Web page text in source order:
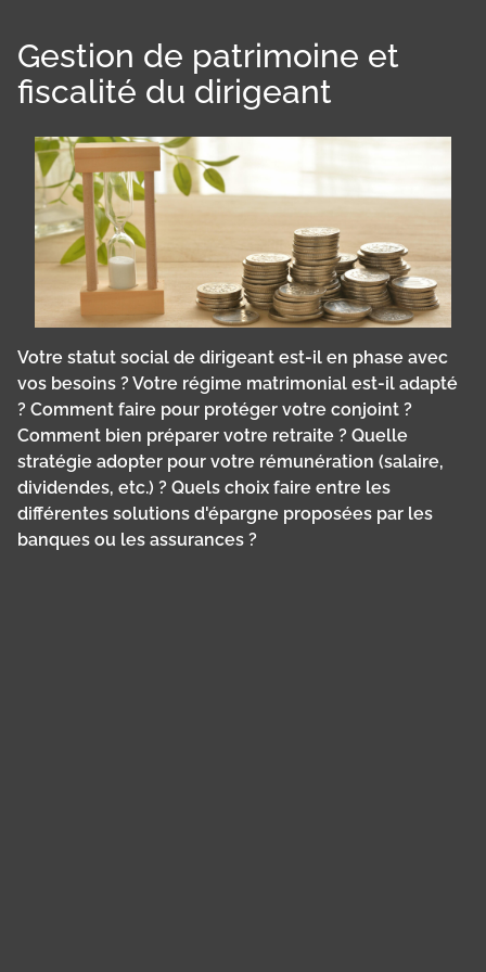
Gestion de patrimoine et
fiscalité du dirigeant
Votre statut social de dirigeant est-il en phase avec
vos besoins ? Votre régime matrimonial est-il adapté
? Comment faire pour protéger votre conjoint ?
Comment bien préparer votre retraite ? Quelle
stratégie adopter pour votre rémunération (salaire,
dividendes, etc.) ? Quels choix faire entre les
différentes solutions d'épargne proposées par les
banques ou les assurances ?